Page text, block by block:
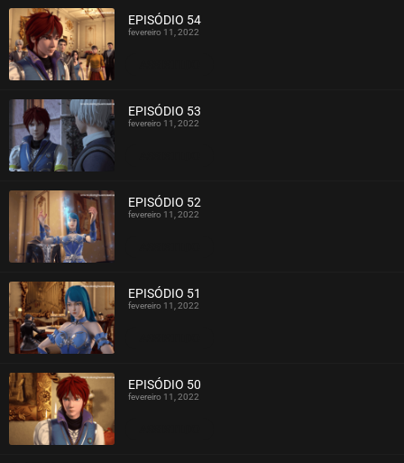
EPISÓDIO 54
fevereiro 11, 2022
EPISÓDIO 53
fevereiro 11, 2022
EPISÓDIO 52
fevereiro 11, 2022
EPISÓDIO 51
fevereiro 11, 2022
EPISÓDIO 50
fevereiro 11, 2022